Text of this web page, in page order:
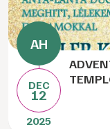
DEC
12
2025